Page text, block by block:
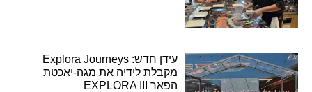
עידן חדש: Explora Journeys
מקבלת לידיה את מגה-יאכטת
הפאר EXPLORA III